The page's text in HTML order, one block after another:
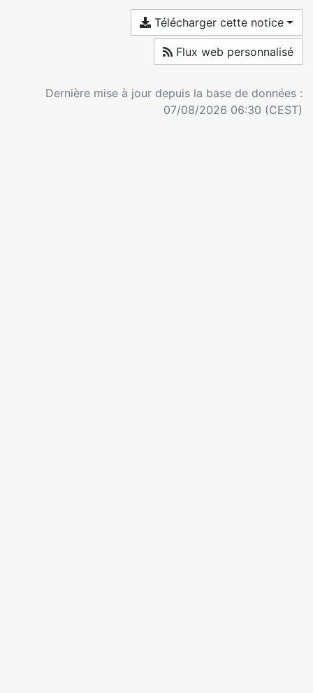
Télécharger cette notice
Flux web personnalisé
Dernière mise à jour depuis la base de données :
07/08/2026 06:30 (CEST)